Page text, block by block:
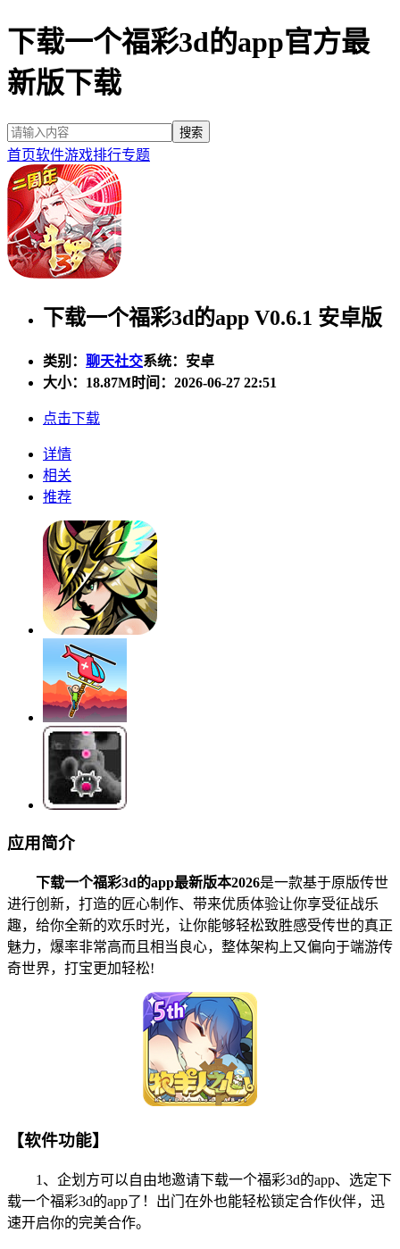
下载一个福彩3d的app官方最
新版下载
首页软件游戏排行专题
下载一个福彩3d的app V0.6.1 安卓版
类别： 聊天社交系统：安卓
大小： 18.87M时间：2026-06-27 22:51
点击下载
详情
相关
推荐
应用简介
下载一个福彩3d的app最新版本2026是一款基于原版传世
进行创新，打造的匠心制作、带来优质体验让你享受征战乐
趣，给你全新的欢乐时光，让你能够轻松致胜感受传世的真正
魅力，爆率非常高而且相当良心，整体架构上又偏向于端游传
奇世界，打宝更加轻松!
【软件功能】
1、企划方可以自由地邀请下载一个福彩3d的app、选定下
载一个福彩3d的app了！出门在外也能轻松锁定合作伙伴，迅
速开启你的完美合作。